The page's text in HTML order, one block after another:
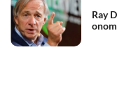
Ray